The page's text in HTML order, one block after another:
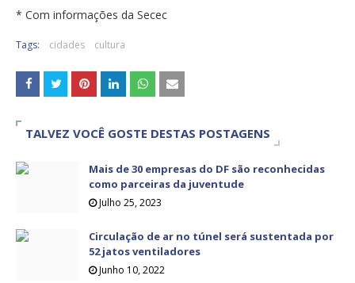
* Com informações da Secec
Tags: cidades cultura
TALVEZ VOCÊ GOSTE DESTAS POSTAGENS
Mais de 30 empresas do DF são reconhecidas
como parceiras da juventude
Julho 25, 2023
Circulação de ar no túnel será sustentada por
52 jatos ventiladores
Junho 10, 2022